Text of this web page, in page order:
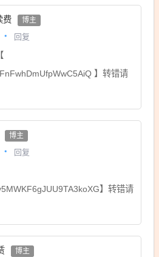
费 博主
回复
】转错请
博主
回复
】转错请
博主